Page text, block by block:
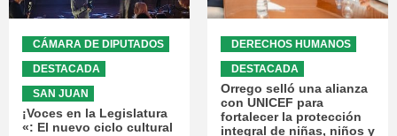
CÁMARA DE DIPUTADOS
DESTACADA
SAN JUAN
¡Voces en la Legislatura
«: El nuevo ciclo cultural
DERECHOS HUMANOS
DESTACADA
Orrego selló una alianza
con UNICEF para
fortalecer la protección
integral de niñas, niños y